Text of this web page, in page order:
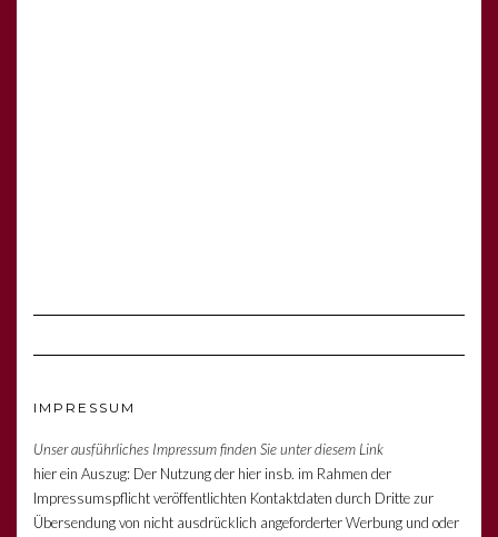
IMPRESSUM
Unser ausführliches Impressum finden Sie unter diesem Link
hier ein Auszug: Der Nutzung der hier insb. im Rahmen der
Impressumspflicht veröffentlichten Kontaktdaten durch Dritte zur
Übersendung von nicht ausdrücklich angeforderter Werbung und oder